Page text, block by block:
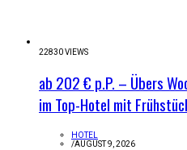
22830 VIEWS
ab 202 € p.P. – Übers
im Top-Hotel mit
HOTEL
/AUGUST 9, 2026